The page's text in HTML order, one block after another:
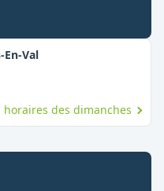
Val,
horaires des dimanches